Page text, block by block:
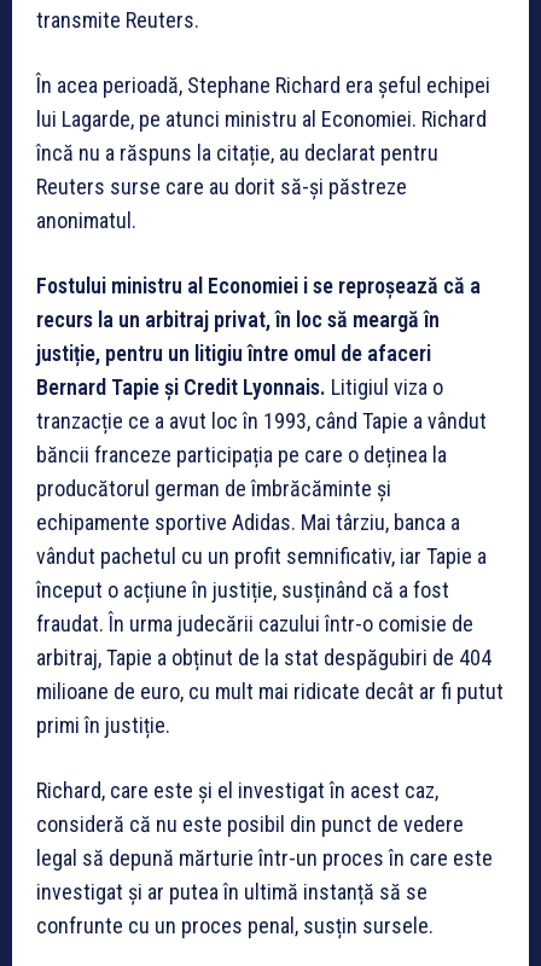
transmite Reuters.
În acea perioadă, Stephane Richard era șeful echipei
lui Lagarde, pe atunci ministru al Economiei. Richard
încă nu a răspuns la citație, au declarat pentru
Reuters surse care au dorit să-și păstreze
anonimatul.
Fostului ministru al Economiei i se reproșează că a
recurs la un arbitraj privat, în loc să meargă în
justiție, pentru un litigiu între omul de afaceri
Bernard Tapie și Credit Lyonnais. Litigiul viza o
tranzacție ce a avut loc în 1993, când Tapie a vândut
băncii franceze participația pe care o deținea la
producătorul german de îmbrăcăminte și
echipamente sportive Adidas. Mai târziu, banca a
vândut pachetul cu un profit semnificativ, iar Tapie a
început o acțiune în justiție, susținând că a fost
fraudat. În urma judecării cazului într-o comisie de
arbitraj, Tapie a obținut de la stat despăgubiri de 404
milioane de euro, cu mult mai ridicate decât ar fi putut
primi în justiție.
Richard, care este și el investigat în acest caz,
consideră că nu este posibil din punct de vedere
legal să depună mărturie într-un proces în care este
investigat și ar putea în ultimă instanță să se
confrunte cu un proces penal, susțin sursele.